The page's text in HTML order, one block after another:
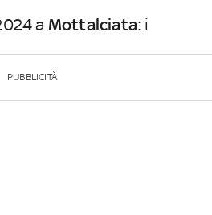
a Mottalciata: i
PUBBLICITÀ